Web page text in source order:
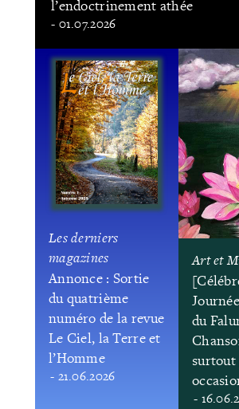
l’endoctrinement athée
- 01.07.2026
Les derniers
magazines
Annonce : Sortie
du quatrième
numéro de la revue
Le Ciel, la Terre et
l’Homme
- 21.06.2026
Art et
du
surtout
-